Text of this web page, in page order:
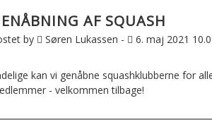
AF SQUASH
by Søren Lukassen - 6. maj 2021
kan vi genåbne squashklubberne for
- velkommen tilbage!